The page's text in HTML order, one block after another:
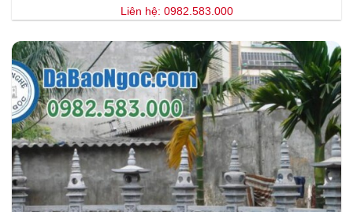
Liên hệ: 0982.583.000